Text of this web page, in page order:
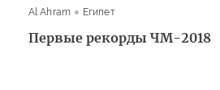
Al Ahram
Египет
Первые рекорды ЧМ-2018